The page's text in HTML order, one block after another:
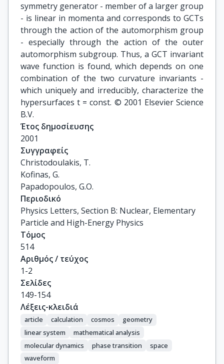
symmetry generator - member of a larger group
- is linear in momenta and corresponds to GCTs
through the action of the automorphism group
- especially through the action of the outer
automorphism subgroup. Thus, a GCT invariant
wave function is found, which depends on one
combination of the two curvature invariants -
which uniquely and irreducibly, characterize the
hypersurfaces t = const. © 2001 Elsevier Science
B.V.
Έτος δημοσίευσης
2001
Συγγραφείς
Christodoulakis, T.
Kofinas, G.
Papadopoulos, G.O.
Περιοδικό
Physics Letters, Section B: Nuclear, Elementary
Particle and High-Energy Physics
Τόμος
514
Αριθμός / τεύχος
1-2
Σελίδες
149-154
Λέξεις-κλειδιά
article calculation cosmos
geometry
linear system
mathematical analysis
molecular dynamics
phase transition
space
waveform